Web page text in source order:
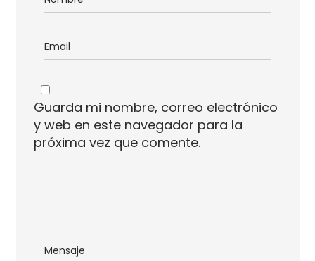
Guarda mi nombre, correo electrónico
y web en este navegador para la
próxima vez que comente.